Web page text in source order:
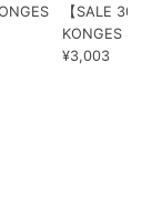
【SALE
KONGES
¥3,003